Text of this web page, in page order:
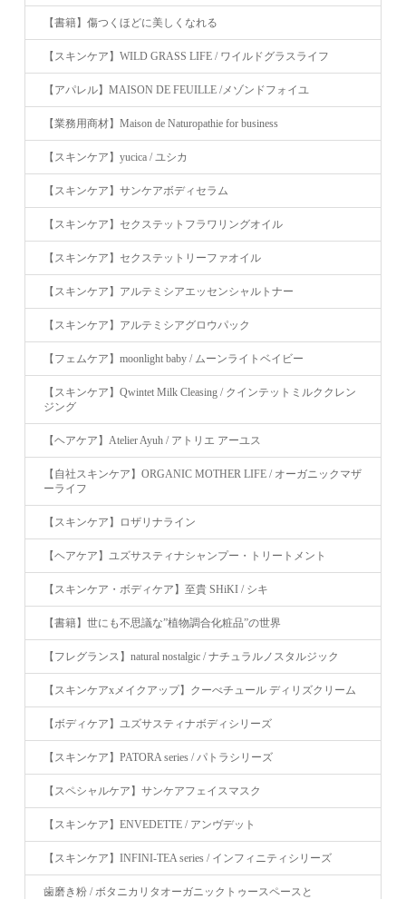
【書籍】傷つくほどに美しくなれる
【スキンケア】WILD GRASS LIFE / ワイルドグラスライフ
【アパレル】MAISON DE FEUILLE /メゾンドフォイユ
【業務用商材】Maison de Naturopathie for business
【スキンケア】yucica / ユシカ
【スキンケア】サンケアボディセラム
【スキンケア】セクステットフラワリングオイル
【スキンケア】セクステットリーファオイル
【スキンケア】アルテミシアエッセンシャルトナー
【スキンケア】アルテミシアグロウパック
【フェムケア】moonlight baby / ムーンライトベイビー
【スキンケア】Qwintet Milk Cleasing / クインテットミルククレン
ジング
【ヘアケア】Atelier Ayuh / アトリエ アーユス
【自社スキンケア】ORGANIC MOTHER LIFE / オーガニックマザ
ーライフ
【スキンケア】ロザリナライン
【ヘアケア】ユズサスティナシャンプー・トリートメント
【スキンケア・ボディケア】至貴 SHiKI / シキ
【書籍】世にも不思議な”植物調合化粧品”の世界
【フレグランス】natural nostalgic / ナチュラルノスタルジック
【スキンケアxメイクアップ】クーべチュール ディリズクリーム
【ボディケア】ユズサスティナボディシリーズ
【スキンケア】PATORA series / パトラシリーズ
【スペシャルケア】サンケアフェイスマスク
【スキンケア】ENVEDETTE / アンヴデット
【スキンケア】INFINI-TEA series / インフィニティシリーズ
歯磨き粉 / ボタニカリタオーガニックトゥースペースと